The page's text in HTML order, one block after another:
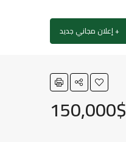
+ إعلان مجاني جديد
150,000$